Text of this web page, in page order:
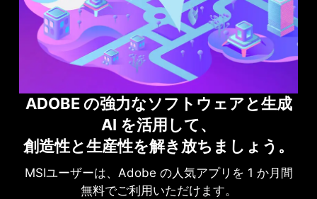
ADOBE の強力なソフトウェアと生成
AI を活用して、
創造性と生産性を解き放ちましょう。
MSIユーザーは、Adobe の人気アプリを 1 か月間
無料でご利用いただけます。